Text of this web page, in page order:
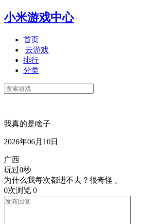
小米游戏中心
首页
云游戏
排行
分类
我真的是啥子
2026年06月10日
广西
玩过0秒
为什么我每次都进不去？很奇怪 。
0次浏览 0